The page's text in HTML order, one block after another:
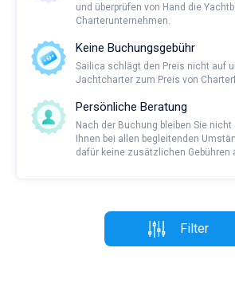
und überprüfen von Hand die
Charterunternehmen.
Keine Buchungsgebühr
Sailica schlägt den Preis nicht auf
Jachtcharter zum Preis von
Persönliche Beratung
Nach der Buchung bleiben Sie
Ihnen bei allen begleitenden
dafür keine zusätzlichen Gebühren
Filter